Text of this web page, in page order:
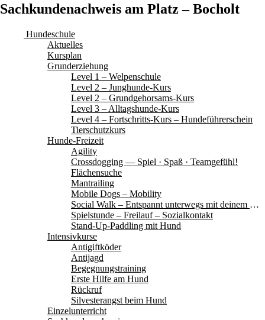
Sachkundenachweis am Platz – Bocholt
Hundeschule
Aktuelles
Kursplan
Grunderziehung
Level 1 – Welpenschule
Level 2 – Junghunde-Kurs
Level 2 – Grundgehorsams-Kurs
Level 3 – Alltagshunde-Kurs
Level 4 – Fortschritts-Kurs – Hundeführerschein
Tierschutzkurs
Hunde-Freizeit
Agility
Crossdogging — Spiel · Spaß · Teamgefühl!
Flächensuche
Mantrailing
Mobile Dogs – Mobility
Social Walk – Entspannt unterwegs mit deinem Hund
Spielstunde – Freilauf – Sozialkontakt
Stand-Up-Paddling mit Hund
Intensivkurse
Antigiftköder
Antijagd
Begegnungstraining
Erste Hilfe am Hund
Rückruf
Silvesterangst beim Hund
Einzelunterricht